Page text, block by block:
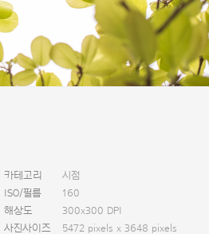
카테고리
시점
ISO/필름
160
해상도
300x300 DPI
사진사이즈 5472 pixels x 3648 pixels